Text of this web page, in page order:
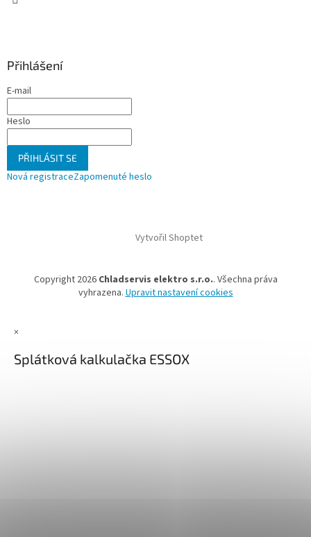
Přihlášení
E-mail
Heslo
PŘIHLÁSIT SE
Nová registraceZapomenuté heslo
Vytvořil Shoptet
Copyright 2026 Chladservis elektro s.r.o.. Všechna práva
vyhrazena. Upravit nastavení cookies
×
Splátková kalkulačka ESSOX